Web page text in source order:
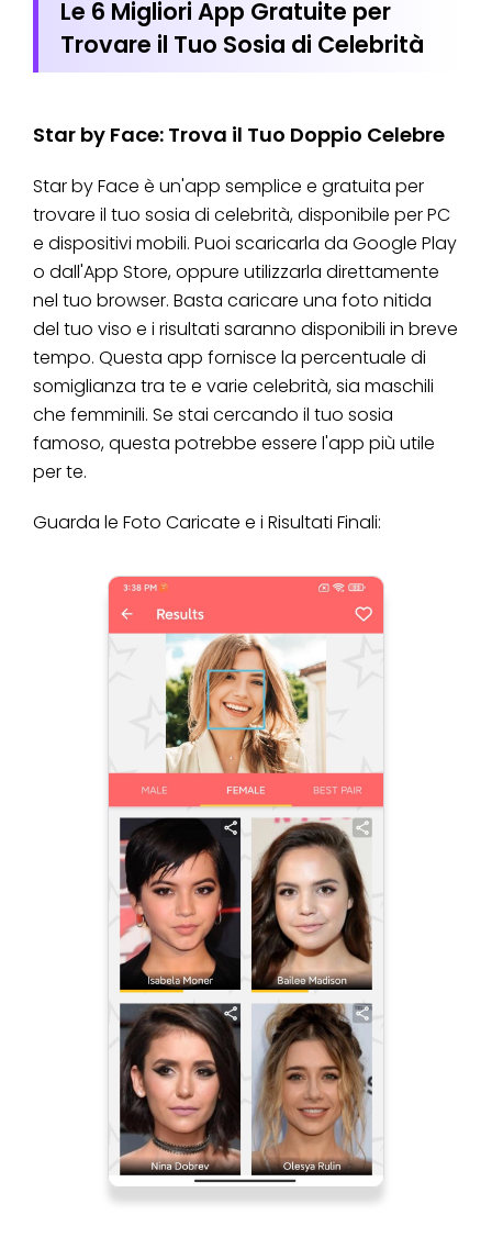
Le 6 Migliori App Gratuite per
Trovare il Tuo Sosia di Celebrità
Star by Face: Trova il Tuo Doppio Celebre
Star by Face è un'app semplice e gratuita per
trovare il tuo sosia di celebrità, disponibile per PC
e dispositivi mobili. Puoi scaricarla da Google Play
o dall'App Store, oppure utilizzarla direttamente
nel tuo browser. Basta caricare una foto nitida
del tuo viso e i risultati saranno disponibili in breve
tempo. Questa app fornisce la percentuale di
somiglianza tra te e varie celebrità, sia maschili
che femminili. Se stai cercando il tuo sosia
famoso, questa potrebbe essere l'app più utile
per te.
Guarda le Foto Caricate e i Risultati Finali: